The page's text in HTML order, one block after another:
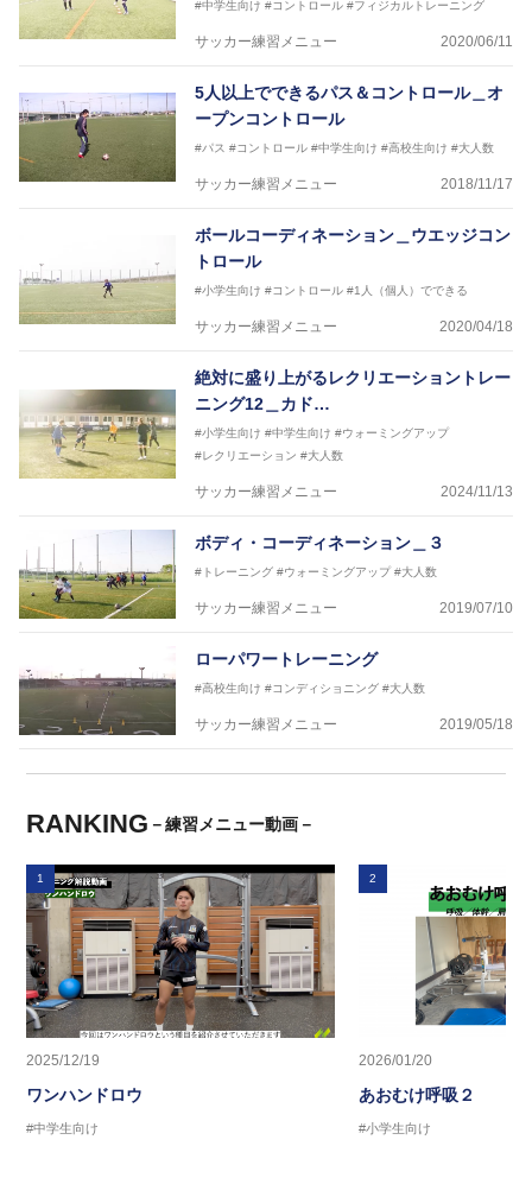
#中学生向け #コントロール #フィジカルトレーニング
サッカー練習メニュー 2020/06/11
5人以上でできるパス＆コントロール＿オ
ープンコントロール
#パス #コントロール #中学生向け #高校生向け #大人数
サッカー練習メニュー 2018/11/17
ボールコーディネーション＿ウエッジコン
トロール
#小学生向け #コントロール #1人（個人）でできる
サッカー練習メニュー 2020/04/18
絶対に盛り上がるレクリエーショントレー
ニング12＿カド…
#小学生向け #中学生向け #ウォーミングアップ
#レクリエーション #大人数
サッカー練習メニュー 2024/11/13
ボディ・コーディネーション＿３
#トレーニング #ウォーミングアップ #大人数
サッカー練習メニュー 2019/07/10
ローパワートレーニング
#高校生向け #コンディショニング #大人数
サッカー練習メニュー 2019/05/18
RANKING －練習メニュー動画－
1
2025/12/19
ワンハンドロウ
#中学生向け
2
2026/01/20
あおむけ呼吸２
#小学生向け